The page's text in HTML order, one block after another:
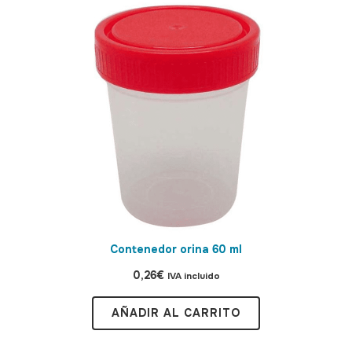
Contenedor orina 60 ml
0,26€ IVA incluido
AÑADIR AL CARRITO